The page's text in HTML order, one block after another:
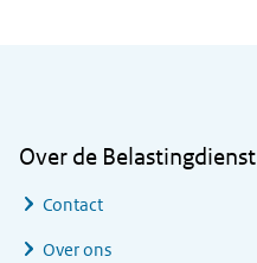
Over de Belastingdienst
Contact
Over ons